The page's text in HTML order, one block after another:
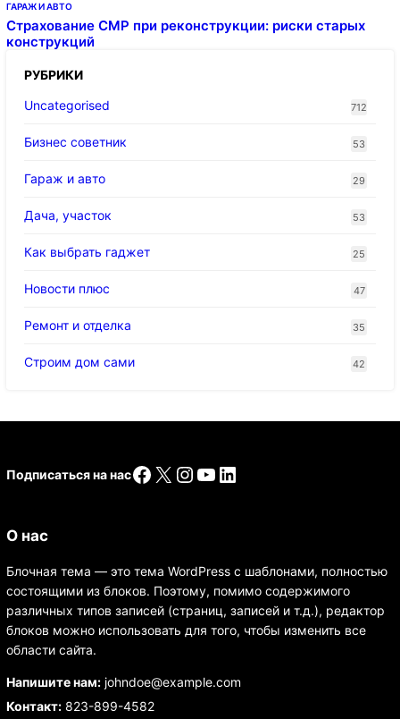
ГАРАЖ И АВТО
Страхование СМР при реконструкции: риски старых
конструкций
РУБРИКИ
Uncategorised
712
Бизнес советник 53
Гараж и авто 29
Дача, участок 53
Как выбрать гаджет 25
Новости плюс 47
Ремонт и отделка 35
Строим дом сами 42
Подписаться на насFacebook
X Instagram
YouTube
LinkedIn
О нас
Блочная тема — это тема WordPress с шаблонами, полностью
состоящими из блоков. Поэтому, помимо содержимого
различных типов записей (страниц, записей и т.д.), редактор
блоков можно использовать для того, чтобы изменить все
области сайта.
Напишите нам:johndoe@example.com
Контакт:823-899-4582